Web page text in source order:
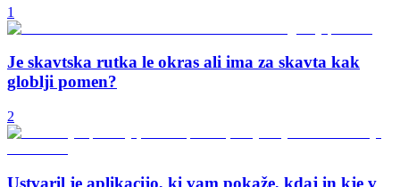
1
Je skavtska rutka le okras ali ima za skavta kak
globlji pomen?
2
Ustvaril je aplikacijo, ki vam pokaže, kdaj in kje v